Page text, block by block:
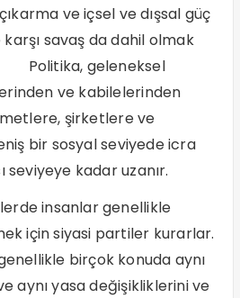
ve içsel ve dışsal güç
savaş da dahil olmak
geleneksel
ve kabilelerinden
şirketlere ve
bir sosyal seviyede icra
seviyeye kadar uzanır.
insanlar genellikle
için siyasi partiler kurarlar.
birçok konuda aynı
aynı yasa değişikliklerini ve